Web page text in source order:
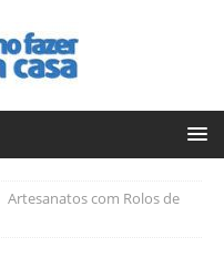
Artesanatos com Rolos de